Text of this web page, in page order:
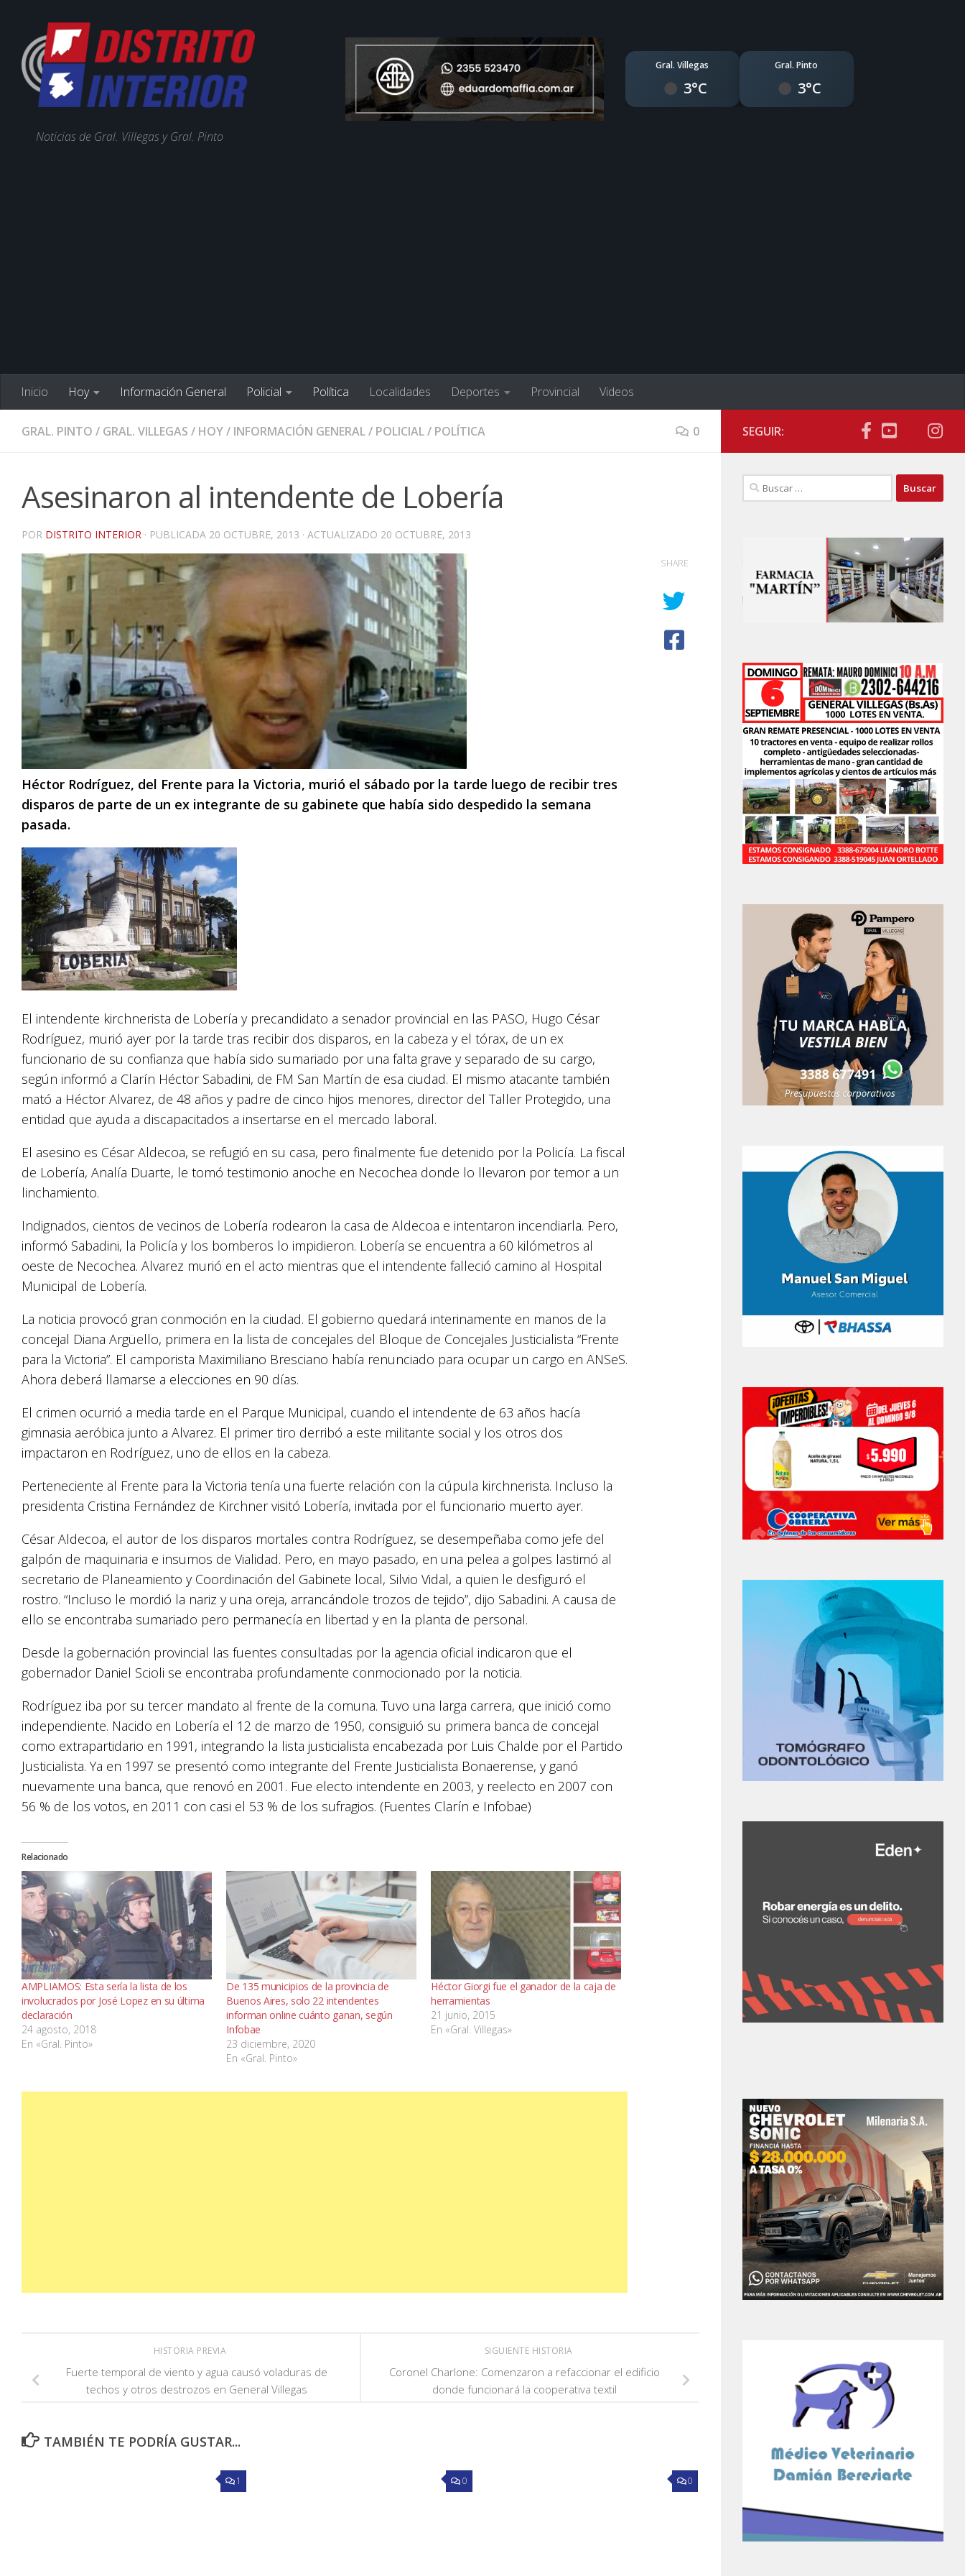
Noticias de Gral. Villegas y Gral. Pinto
Gral. Villegas
3°C
Gral. Pinto
3°C
Inicio Hoy Información General Policial Política Localidades Deportes Provincial Videos
GRAL. PINTO / GRAL. VILLEGAS / HOY/ INFORMACIÓN GENERAL/ POLICIAL/ POLÍTICA 0
Asesinaron al intendente de Lobería
POR DISTRITO INTERIOR · PUBLICADA 20 OCTUBRE, 2013 · ACTUALIZADO 20 OCTUBRE, 2013
Héctor Rodríguez, del Frente para la Victoria, murió el sábado por la tarde luego de recibir tres
disparos de parte de un ex integrante de su gabinete que había sido despedido la semana
pasada.
El intendente kirchnerista de Lobería y precandidato a senador provincial en las PASO, Hugo César
Rodríguez, murió ayer por la tarde tras recibir dos disparos, en la cabeza y el tórax, de un ex
funcionario de su confianza que había sido sumariado por una falta grave y separado de su cargo,
según informó a Clarín Héctor Sabadini, de FM San Martín de esa ciudad. El mismo atacante también
mató a Héctor Alvarez, de 48 años y padre de cinco hijos menores, director del Taller Protegido, una
entidad que ayuda a discapacitados a insertarse en el mercado laboral.
El asesino es César Aldecoa, se refugió en su casa, pero finalmente fue detenido por la Policía. La fiscal
de Lobería, Analía Duarte, le tomó testimonio anoche en Necochea donde lo llevaron por temor a un
linchamiento.
Indignados, cientos de vecinos de Lobería rodearon la casa de Aldecoa e intentaron incendiarla. Pero,
informó Sabadini, la Policía y los bomberos lo impidieron. Lobería se encuentra a 60 kilómetros al
oeste de Necochea. Alvarez murió en el acto mientras que el intendente falleció camino al Hospital
Municipal de Lobería.
La noticia provocó gran conmoción en la ciudad. El gobierno quedará interinamente en manos de la
concejal Diana Argüello, primera en la lista de concejales del Bloque de Concejales Justicialista “Frente
para la Victoria”. El camporista Maximiliano Bresciano había renunciado para ocupar un cargo en ANSeS.
Ahora deberá llamarse a elecciones en 90 días.
El crimen ocurrió a media tarde en el Parque Municipal, cuando el intendente de 63 años hacía
gimnasia aeróbica junto a Alvarez. El primer tiro derribó a este militante social y los otros dos
impactaron en Rodríguez, uno de ellos en la cabeza.
Perteneciente al Frente para la Victoria tenía una fuerte relación con la cúpula kirchnerista. Incluso la
presidenta Cristina Fernández de Kirchner visitó Lobería, invitada por el funcionario muerto ayer.
César Aldecoa, el autor de los disparos mortales contra Rodríguez, se desempeñaba como jefe del
galpón de maquinaria e insumos de Vialidad. Pero, en mayo pasado, en una pelea a golpes lastimó al
secretario de Planeamiento y Coordinación del Gabinete local, Silvio Vidal, a quien le desfiguró el
rostro. “Incluso le mordió la nariz y una oreja, arrancándole trozos de tejido”, dijo Sabadini. A causa de
ello se encontraba sumariado pero permanecía en libertad y en la planta de personal.
Desde la gobernación provincial las fuentes consultadas por la agencia oficial indicaron que el
gobernador Daniel Scioli se encontraba profundamente conmocionado por la noticia.
Rodríguez iba por su tercer mandato al frente de la comuna. Tuvo una larga carrera, que inició como
independiente. Nacido en Lobería el 12 de marzo de 1950, consiguió su primera banca de concejal
como extrapartidario en 1991, integrando la lista justicialista encabezada por Luis Chalde por el Partido
Justicialista. Ya en 1997 se presentó como integrante del Frente Justicialista Bonaerense, y ganó
nuevamente una banca, que renovó en 2001. Fue electo intendente en 2003, y reelecto en 2007 con
56 % de los votos, en 2011 con casi el 53 % de los sufragios. (Fuentes Clarín e Infobae)
Relacionado
AMPLIAMOS: Esta sería la lista de los
involucrados por José Lopez en su última
declaración
24 agosto, 2018
En «Gral. Pinto»
De 135 municipios de la provincia de
Buenos Aires, solo 22 intendentes
informan online cuánto ganan, según
Infobae
23 diciembre, 2020
En «Gral. Pinto»
Héctor Giorgi fue el ganador de la caja de
herramientas
21 junio, 2015
En «Gral. Villegas»
SHARE
SIGUIENTE HISTORIA
Coronel Charlone: Comenzaron a refaccionar el edificio
donde funcionará la cooperativa textil
HISTORIA PREVIA
Fuerte temporal de viento y agua causó voladuras de
techos y otros destrozos en General Villegas
TAMBIÉN TE PODRÍA GUSTAR...
1 0 0
SEGUIR:
Buscar: